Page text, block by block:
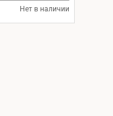
Нет в наличии